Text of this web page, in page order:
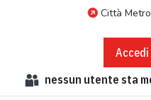
Città
Accedi
nessun utente sta